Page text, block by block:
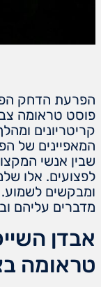
הפרעת הדחק
פוסט טראומה
קריטריונים
המאפיינים של
שבין אנשי
לפצועים. אלו
ומבקשים לשמוע.
מדברים עליהם
אבדן
טראומה